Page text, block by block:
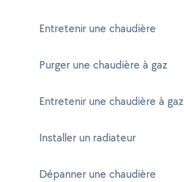
Entretenir une chaudière
Purger une chaudière à gaz
Entretenir une chaudière à gaz
Installer un radiateur
Dépanner une chaudière